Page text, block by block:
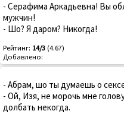
- Серафима Аркадьевна! Вы
мужчин!
- Шо? Я даром? Никогда!
Рейтинг: 14/3 (4.67)
Добавлено:
- Абрам, шо ты думаешь о
- Ой, Изя, не морочь мне
долбать некогда.